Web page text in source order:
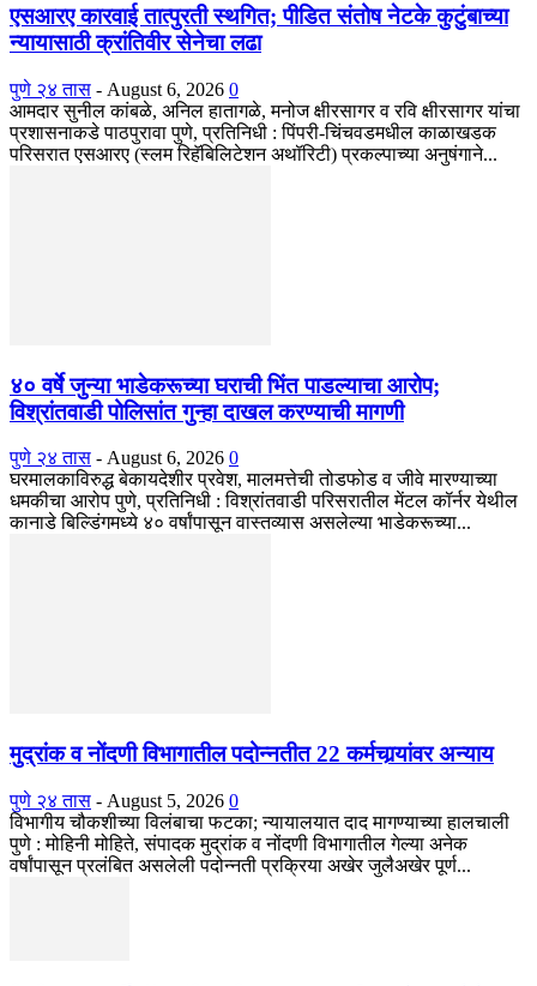
एसआरए कारवाई तात्पुरती स्थगित; पीडित संतोष नेटके कुटुंबाच्या
न्यायासाठी क्रांतिवीर सेनेचा लढा
पुणे २४ तास - August 6, 2026 0
आमदार सुनील कांबळे, अनिल हातागळे, मनोज क्षीरसागर व रवि क्षीरसागर यांचा
प्रशासनाकडे पाठपुरावा पुणे, प्रतिनिधी : पिंपरी-चिंचवडमधील काळाखडक
परिसरात एसआरए (स्लम रिहॅबिलिटेशन अथॉरिटी) प्रकल्पाच्या अनुषंगाने...
४० वर्षे जुन्या भाडेकरूच्या घराची भिंत पाडल्याचा आरोप;
विश्रांतवाडी पोलिसांत गुन्हा दाखल करण्याची मागणी
पुणे २४ तास - August 6, 2026 0
घरमालकाविरुद्ध बेकायदेशीर प्रवेश, मालमत्तेची तोडफोड व जीवे मारण्याच्या
धमकीचा आरोप पुणे, प्रतिनिधी : विश्रांतवाडी परिसरातील मेंटल कॉर्नर येथील
कानाडे बिल्डिंगमध्ये ४० वर्षांपासून वास्तव्यास असलेल्या भाडेकरूच्या...
मुद्रांक व नोंदणी विभागातील पदोन्नतीत 22 कर्मचार्‍यांवर अन्याय
पुणे २४ तास - August 5, 2026 0
विभागीय चौकशीच्या विलंबाचा फटका; न्यायालयात दाद मागण्याच्या हालचाली
पुणे : मोहिनी मोहिते, संपादक मुद्रांक व नोंदणी विभागातील गेल्या अनेक
वर्षांपासून प्रलंबित असलेली पदोन्नती प्रक्रिया अखेर जुलैअखेर पूर्ण...